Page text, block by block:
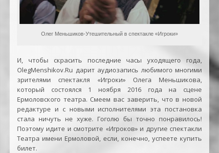
Олег Меньшиков-Утешительный в спектакле «Игроки»
И, чтобы скрасить последние часы уходящего года,
OlegMenshikov.Ru дарит аудиозапись любимого многими
зрителями спектакля «Игроки» Олега Меньшикова,
который состоялся 1 ноября 2016 года на сцене
Ермоловского театра. Смеем вас заверить, что в новой
редактуре и с новыми исполнителями эта постановка
стала ничуть не хуже. Гоголю бы точно понравилось!
Поэтому идите и смотрите «Игроков» и другие спектакли
Театра имени Ермоловой, если, конечно, успеете купить
билет.